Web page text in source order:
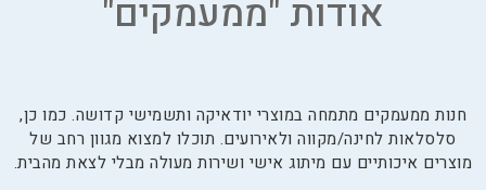
אודות "ממעמקים"
חנות ממעמקים מתמחה במוצרי יודאיקה ותשמישי קדושה. כמו כן,
סלסלאות לחינה/מקווה ולאירועים. תוכלו למצוא מגוון רחב של
מוצרים איכותיים עם מיתוג אישי ושירות מעולה מבלי לצאת מהבית.